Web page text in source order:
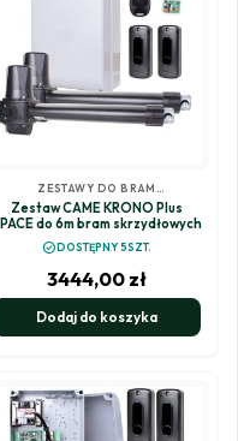
ZESTAWY DO BRAM
SKRZYDŁOWYCH
Zestaw CAME KRONO Plus
do 6m bram skrzydłowych
check_circleDOSTĘPNY 5SZT.
3444,00 zł
Dodaj do koszyka